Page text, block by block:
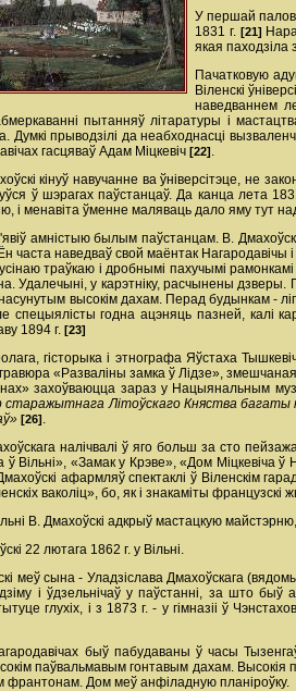
У першай
1831 г. [21]
якая паходзіла
Пачатковую
Віленскі
наведваннем
пытанняў літаратуры і
Думкі прыводзілі да неабходнасці
гасцяваў Адам Міцкевіч [22].
кінуў навучанне ва ўніверсітэце, не
ў шэрагах паўстанцаў. Да канца лета
і менавіта ўменне маляваць дало яму тут
амністыю былым паўстанцам. В.
часта наведваў свой маёнтак
траўкаю і дробнымі пахучымі
Удалечыні, у карэтніку, расчынены
высокім дахам. Перад будынкам -
спецыялісты годна ацэняць пазней, калі
1894 г. [23]
гісторыка і этнографа Яўстаха
«Разваліны замка ў Лідзе»,
захоўваюцца зараз у Нацыянальным
Літоўскаго Княства багаты
[26].
налічвалі ў яго больш за сто
ў Вільні», «Замак у Крэве», «Дом
афармляў спектаклі ў Віленскім
ваколіц», бо, як і знакаміты
В. Дмахоўскі адкрыў мастацкую
22 лютага 1862 г. у Вільні.
меў сына - Уладзіслава Дмахоўскага
і ўдзельнічаў у паўстанні, за што
глухіх, і з 1873 г. - у гімназіі ў
быў пабудаваны ў часы
паўвальмавым гонтавым дахам.
франтонам. Дом меў анфіладную планіроўку.